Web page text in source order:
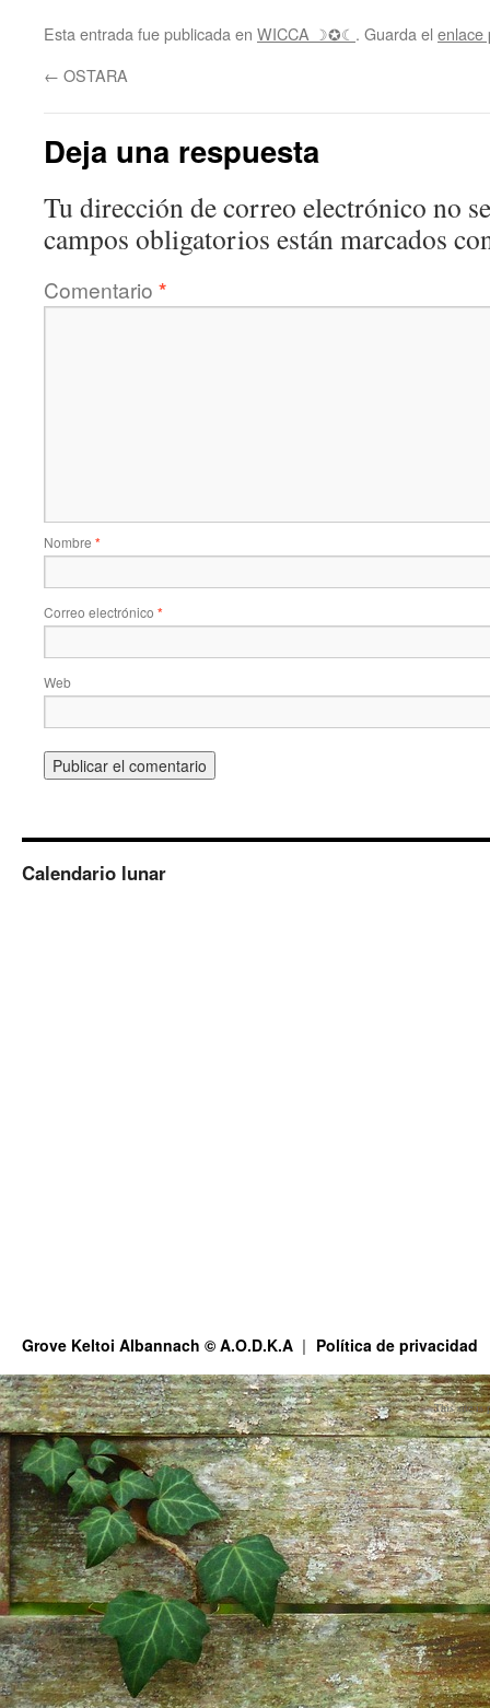
Esta entrada fue publicada en WICCA ☽✪☾ . Guarda el enlace
← OSTARA
Deja una respuesta
Tu dirección de correo electrónico no
campos obligatorios están marcados
Comentario *
Nombre *
Correo electrónico *
Web
Calendario lunar
Grove Keltoi Albannach © A.O.D.K.A Política de privacidad
This site is